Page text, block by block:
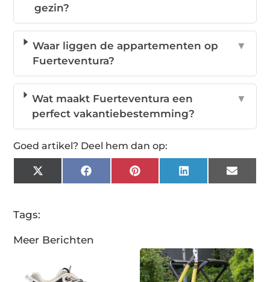
gezin?
Waar liggen de appartementen op
Fuerteventura?
▼
Wat maakt Fuerteventura een
perfect vakantiebestemming?
▼
Goed artikel? Deel hem dan op:
X
(Twitter)
FacebookPinterestLinkedInEmail
Tags:
Meer Berichten